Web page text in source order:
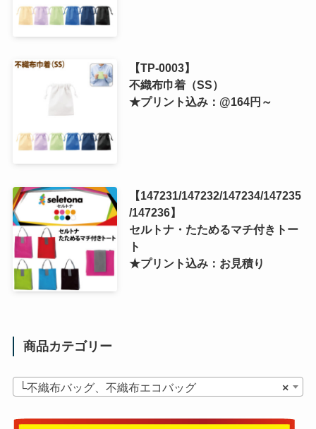
【TP-0003】
不織布巾着（SS）
★プリント込み：@164円～
【147231/147232/147234/147235
/147236】
セルトナ・たためるマチ付きトー
ト
★プリント込み：お見積り
商品カテゴリー
×
└不織布バッグ、不織布エコバッグ